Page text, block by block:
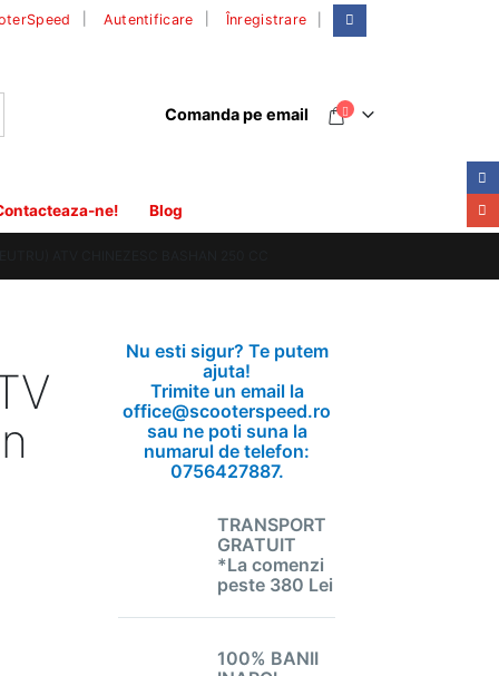
Autentificare Înregistrare
Comanda pe email
ne! Blog
Nu esti sigur? Te putem
ajuta!
Trimite un email la
office@scooterspeed.ro
sau ne poti suna la
numarul de telefon:
0756427887.
TRANSPORT
GRATUIT
*La comenzi
peste 380 Lei
100% BANII